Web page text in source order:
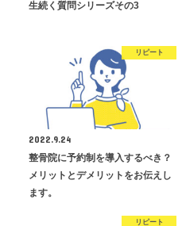
生続く質問シリーズその3
リピート
2022.9.24
整骨院に予約制を導入するべき？
メリットとデメリットをお伝えし
ます。
リピート